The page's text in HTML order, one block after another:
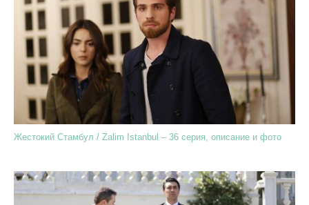
Жестокий Стамбул / Zalim Istanbul – 36 серия, описание и фото